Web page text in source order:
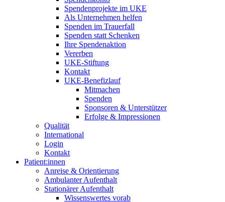
Spendenprojekte im UKE
Als Unternehmen helfen
Spenden im Trauerfall
Spenden statt Schenken
Ihre Spendenaktion
Vererben
UKE-Stiftung
Kontakt
UKE-Benefizlauf
Mitmachen
Spenden
Sponsoren & Unterstützer
Erfolge & Impressionen
Qualität
International
Login
Kontakt
Patient:innen
Anreise & Orientierung
Ambulanter Aufenthalt
Stationärer Aufenthalt
Wissenswertes vorab